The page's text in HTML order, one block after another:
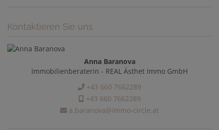
Kontaktieren Sie uns
Anna Baranova
Immobilienberaterin - REAL Ästhet Immo GmbH
+43 660 7662289
+43 660 7662289
a.baranova@immo-circle.at